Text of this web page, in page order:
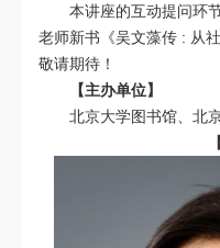
本讲座的互动提问环
老师新书《吴文藻传 : 从
敬请期待！
【主办单位】
北京大学图书馆、北